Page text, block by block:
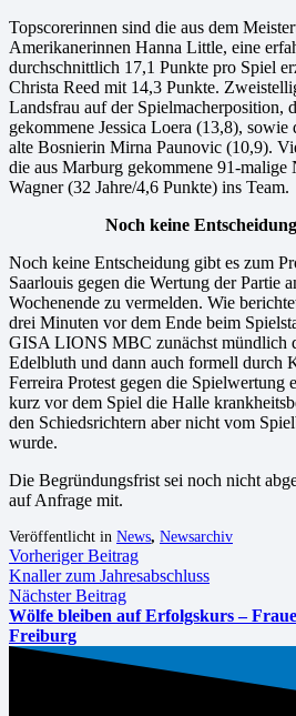
Topscorerinnen sind die aus dem
Amerikanerinnen Hanna Little, eine
durchschnittlich 17,1 Punkte pro Spiel
Christa Reed mit 14,3 Punkte.
Landsfrau auf der Spielmacherposition,
gekommene Jessica Loera (13,8),
alte Bosnierin Mirna Paunovic (10,9).
die aus Marburg gekommene 91-malige
Wagner (32 Jahre/4,6 Punkte) ins Team.
Noch keine
Noch keine Entscheidung gibt es zum
Saarlouis gegen die Wertung der Partie
Wochenende zu vermelden. Wie
drei Minuten vor dem Ende beim
GISA LIONS MBC zunächst mündlich
Edelbluth und dann auch formell durch
Ferreira Protest gegen die Spielwertung
kurz vor dem Spiel die Halle
den Schiedsrichtern aber nicht vom
wurde.
Die Begründungsfrist sei noch nicht
auf Anfrage mit.
Veröffentlicht in News, Newsarchiv
Vorheriger Beitrag
Knaller zum Jahresabschluss
Nächster Beitrag
Wölfe bleiben auf Erfolgskurs –
Freiburg